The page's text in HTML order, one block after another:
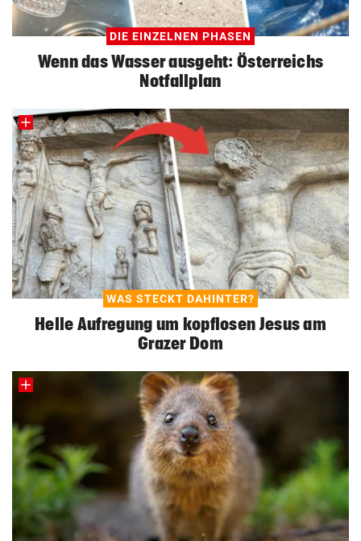
DIE EINZELNEN PHASEN
Wenn das Wasser ausgeht: Österreichs
Notfallplan
WAS STECKT DAHINTER?
Helle Aufregung um kopflosen Jesus am
Grazer Dom